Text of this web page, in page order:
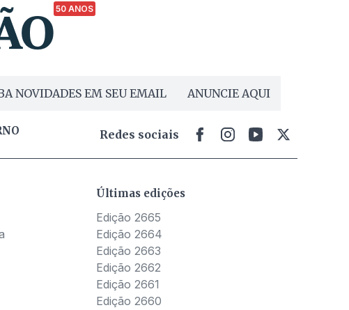
50 ANOS
NOVIDADES EM SEU EMAIL ANUNCIE AQUI
Redes sociais
Últimas edições
Edição 2665
Edição 2664
Edição 2663
Edição 2662
Edição 2661
Edição 2660